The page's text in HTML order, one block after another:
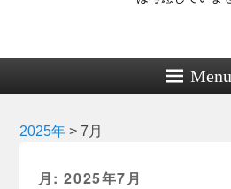
Menu
2025年 >7月
月:2025年7月